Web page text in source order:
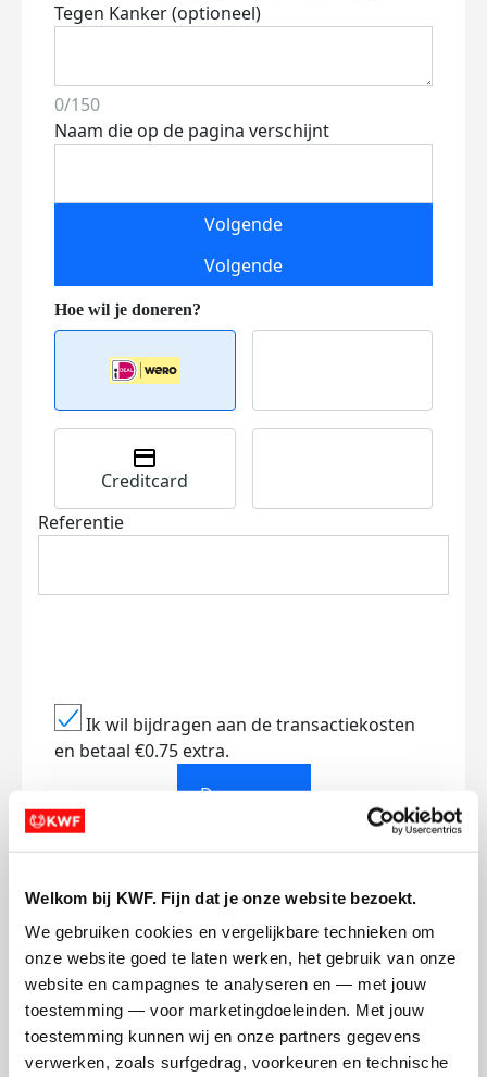
Welkom bij KWF. Fijn dat je onze website bezoekt.
We gebruiken cookies en vergelijkbare technieken om
onze website goed te laten werken, het gebruik van onze
website en campagnes te analyseren en — met jouw
toestemming — voor marketingdoeleinden. Met jouw
toestemming kunnen wij en onze partners gegevens
verwerken, zoals surfgedrag, voorkeuren en technische
Tegen Kanker (optioneel)
0/150
Naam die op de pagina verschijnt
Volgende
Volgende
Creditcard
Referentie
Ik wil bijdragen aan de transactiekosten
en betaal €0.75 extra.
Doneer nu
Opgehaald
€517
Streefbedrag
€500
Doneer